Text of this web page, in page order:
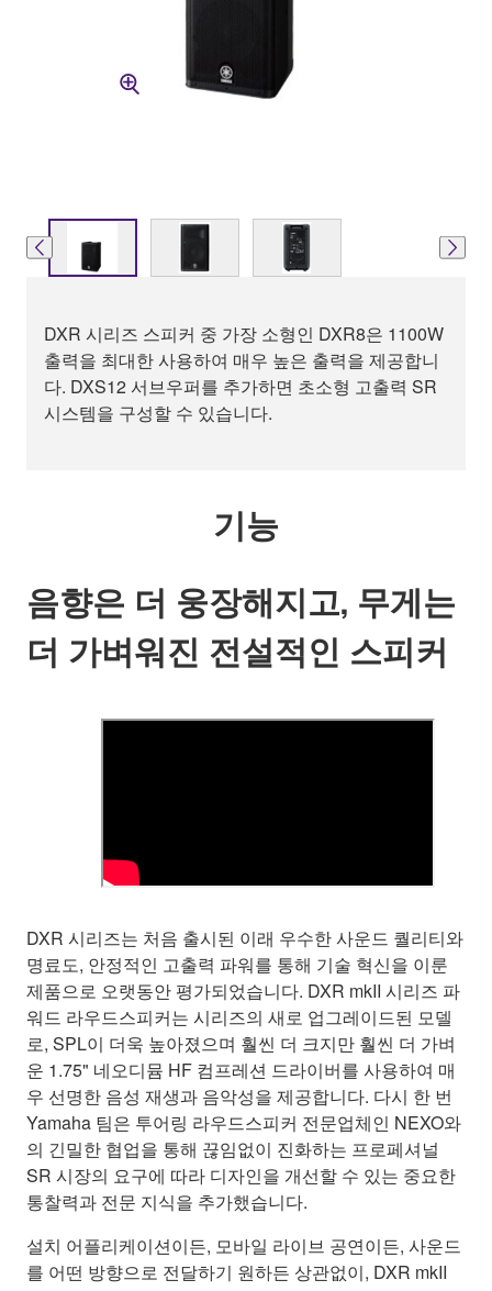
DXR 시리즈 스피커 중 가장 소형인 DXR8은 1100W
출력을 최대한 사용하여 매우 높은 출력을 제공합니
다. DXS12 서브우퍼를 추가하면 초소형 고출력 SR
시스템을 구성할 수 있습니다.
기능
음향은 더 웅장해지고, 무게는
더 가벼워진 전설적인 스피커
DXR 시리즈는 처음 출시된 이래 우수한 사운드 퀄리티와
명료도, 안정적인 고출력 파워를 통해 기술 혁신을 이룬
제품으로 오랫동안 평가되었습니다. DXR mkII 시리즈 파
워드 라우드스피커는 시리즈의 새로 업그레이드된 모델
로, SPL이 더욱 높아졌으며 훨씬 더 크지만 훨씬 더 가벼
운 1.75" 네오디뮴 HF 컴프레션 드라이버를 사용하여 매
우 선명한 음성 재생과 음악성을 제공합니다. 다시 한 번
Yamaha 팀은 투어링 라우드스피커 전문업체인 NEXO와
의 긴밀한 협업을 통해 끊임없이 진화하는 프로페셔널
SR 시장의 요구에 따라 디자인을 개선할 수 있는 중요한
통찰력과 전문 지식을 추가했습니다.
설치 어플리케이션이든, 모바일 라이브 공연이든, 사운드
를 어떤 방향으로 전달하기 원하든 상관없이, DXR mkII